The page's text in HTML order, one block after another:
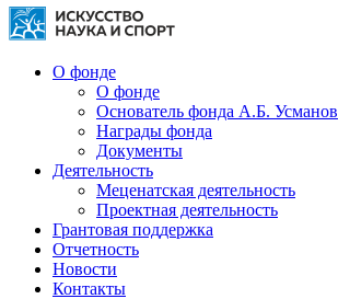
О фонде
О фонде
Основатель фонда А.Б. Усманов
Награды фонда
Документы
Деятельность
Меценатская деятельность
Проектная деятельность
Грантовая поддержка
Отчетность
Новости
Контакты